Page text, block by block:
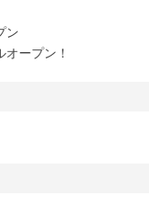
ン
ープン！